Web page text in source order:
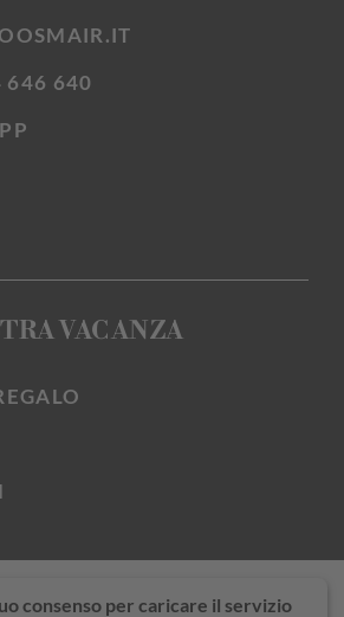
646 640
VACANZA
consenso per caricare il servizio